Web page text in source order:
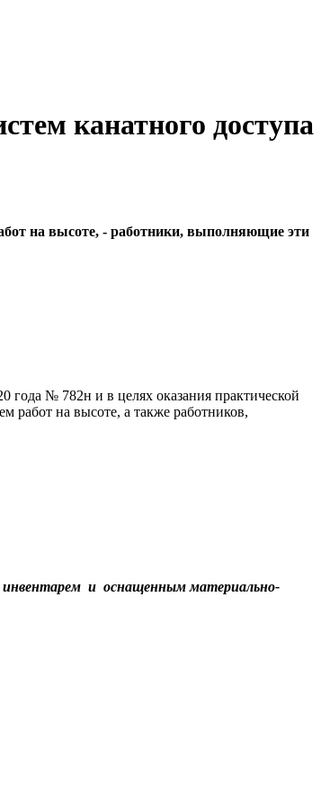
канатного доступа
на высоте, - работники, выполняющие эти
года № 782н и в целях оказания практической
работ на высоте, а также работников,
инвентарем и оснащеннымматериально-